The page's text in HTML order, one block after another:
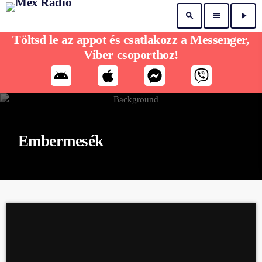
search menu play_arrow
Embermesék
Töltsd le az appot és csatlakozz a Messenger,
Viber csoporthoz!